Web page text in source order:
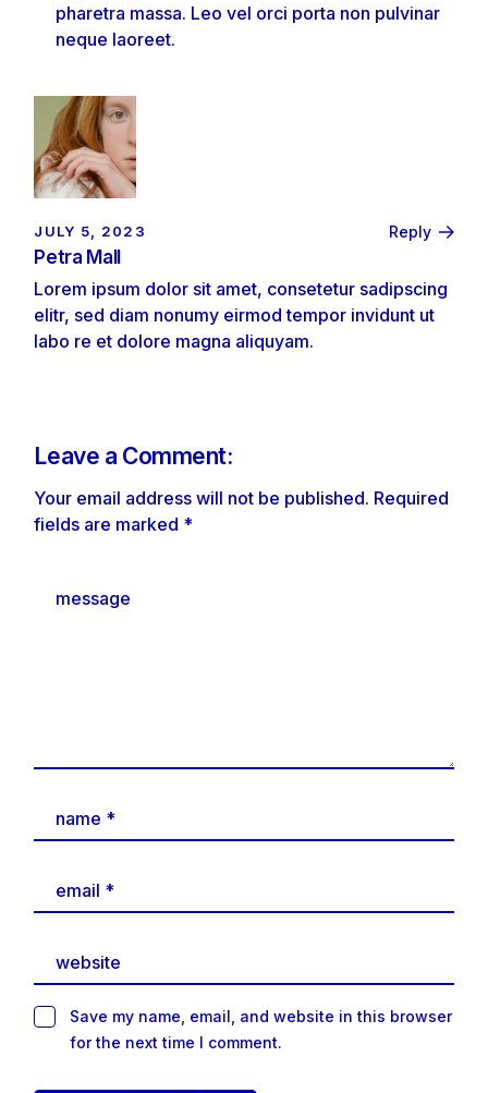
pharetra massa. Leo vel orci porta non pulvinar
neque laoreet.
JULY 5, 2023
Petra Mall
Lorem ipsum dolor sit amet, consetetur sadipscing
elitr, sed diam nonumy eirmod tempor invidunt ut
labo re et dolore magna aliquyam.
Reply
Leave a Comment:
Your email address will not be published. Required
fields are marked *
Save my name, email, and website in this browser
for the next time I comment.